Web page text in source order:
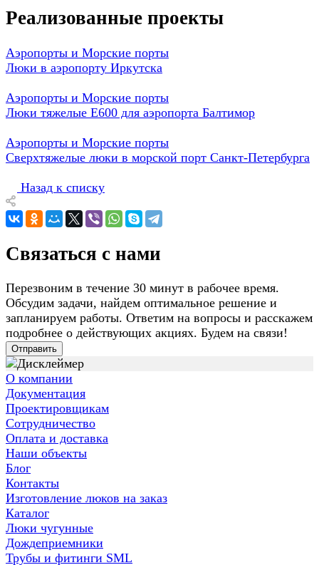
Реализованные проекты
Аэропорты и Морские порты
Люки в аэропорту Иркутска
Аэропорты и Морские порты
Люки тяжелые E600 для аэропорта Балтимор
Аэропорты и Морские порты
Сверхтяжелые люки в морской порт Санкт-Петербурга
Назад к списку
Связаться с нами
Перезвоним в течение 30 минут в рабочее время.
Обсудим задачи, найдем оптимальное решение и
запланируем работы. Ответим на вопросы и расскажем
подробнее о действующих акциях. Будем на связи!
Отправить
О компании
Документация
Проектировщикам
Сотрудничество
Оплата и доставка
Наши объекты
Блог
Контакты
Изготовление люков на заказ
Каталог
Люки чугунные
Дождеприемники
Трубы и фитинги SML